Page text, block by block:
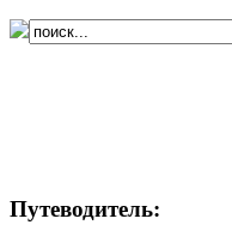
Путеводитель: